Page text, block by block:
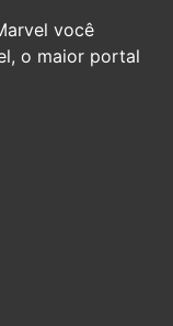
você
o maior portal